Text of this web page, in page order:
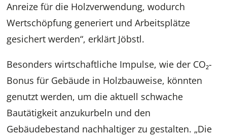
Anreize für die Holzverwendung, wodurch
Wertschöpfung generiert und Arbeitsplätze
gesichert werden“, erklärt Jöbstl.
Besonders wirtschaftliche Impulse, wie der CO₂-
Bonus für Gebäude in Holzbauweise, könnten
genutzt werden, um die aktuell schwache
Bautätigkeit anzukurbeln und den
Gebäudebestand nachhaltiger zu gestalten. „Die